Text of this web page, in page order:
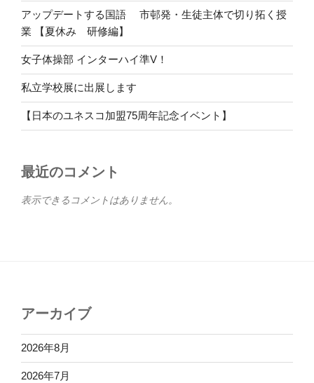
アップデートする国語 市邨発・生徒主体で切り拓く授
業 【夏休み 研修編】
女子体操部 インターハイ準V！
私立学校展に出展します
【日本のユネスコ加盟75周年記念イベント】
最近のコメント
表示できるコメントはありません。
アーカイブ
2026年8月
2026年7月